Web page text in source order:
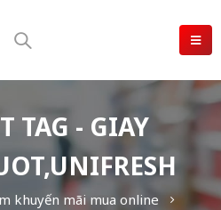
TAG - GIAY
khuyến mãi mua online